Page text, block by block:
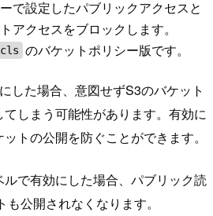
で設定したパブリックアクセスと
アクセスをブロックします。
のバケットポリシー版です。
した場合、意図せずS3のバケット
しまう可能性があります。有効に
トの公開を防ぐことができます。
で有効にした場合、パブリック読
公開されなくなります。